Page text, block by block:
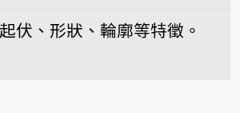
伏、形狀、輪廓等特徵。